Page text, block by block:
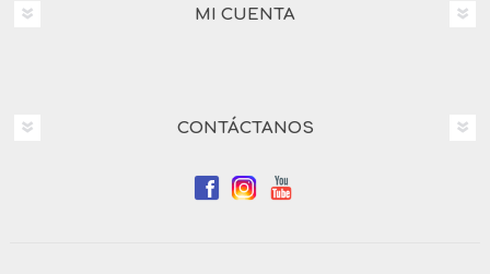
MI CUENTA
CONTÁCTANOS